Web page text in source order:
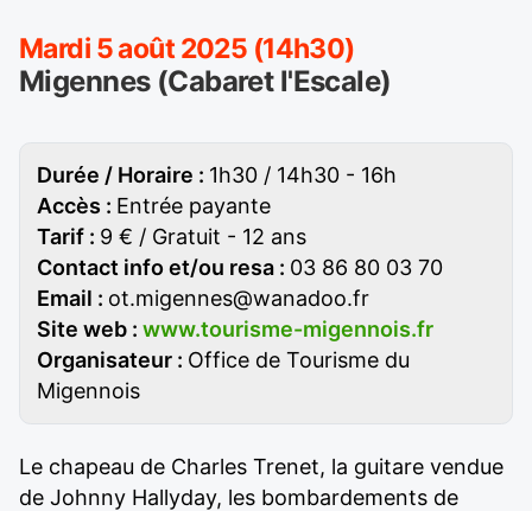
Mardi 5 août 2025 (14h30)
Migennes (Cabaret l'Escale)
Durée / Horaire : 1h30 / 14h30 - 16h
Accès : Entrée payante
Tarif : 9 € / Gratuit - 12 ans
Contact info et/ou resa : 03 86 80 03 70
Email : ot.migennes@wanadoo.fr
Site web : www.tourisme-migennois.fr
Organisateur : Office de Tourisme du
Migennois
Le chapeau de Charles Trenet, la guitare vendue
de Johnny Hallyday, les bombardements de